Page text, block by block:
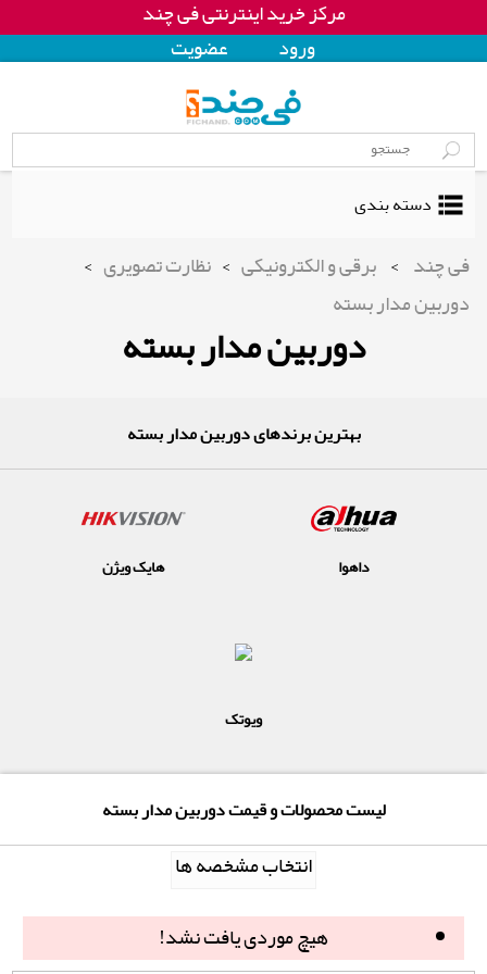
مرکز خرید اینترنتی فی چند
ورود
عضويت
دسته بندی
فی چند > برقی و الکترونیکی > نظارت تصویری >
دوربین مدار بسته
دوربین مدار بسته
بهترین برندهای دوربین مدار بسته
داهوا هایک ویژن
ویوتک
لیست محصولات و قیمت دوربین مدار بسته
انتخاب مشخصه ها
هیچ موردی یافت نشد!